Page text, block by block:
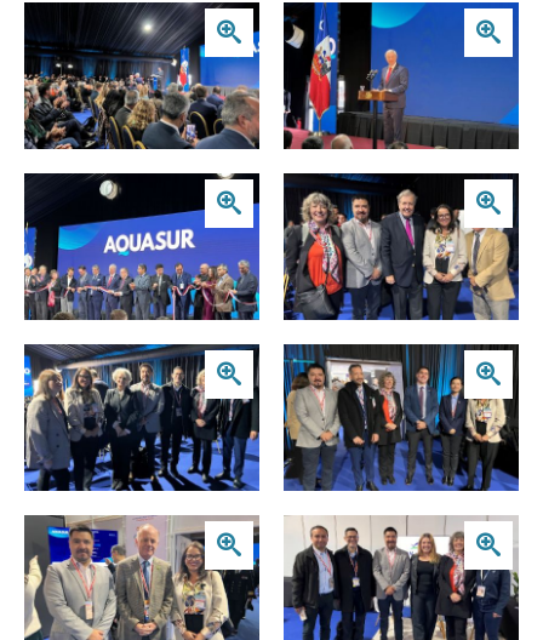
Zoom
Zoom
Zoom Zoom
Zoom Zoom